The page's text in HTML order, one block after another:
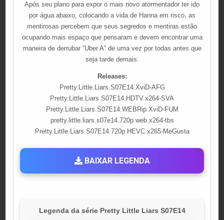
Após seu plano para expor o mais novo atormentador ter ido
por água abaixo, colocando a vida de Hanna em risco, as
mentirosas percebem que seus segredos e mentiras estão
ocupando mais espaço que pensaram e devem encontrar uma
maneira de derrubar “Uber A” de uma vez por todas antes que
seja tarde demais.
Releases:
Pretty.Little.Liars.S07E14.XviD-AFG
Pretty.Little.Liars.S07E14.HDTV.x264-SVA
Pretty.Little.Liars.S07E14.WEBRip.XviD-FUM
pretty.little.liars.s07e14.720p.web.x264-tbs
Pretty.Little.Liars.S07E14.720p.HEVC.x265-MeGusta
BAIXAR LEGENDA
Legenda da série Pretty Little Liars S07E14